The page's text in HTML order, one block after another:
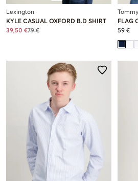
Lexington
KYLE CASUAL OXFORD B.D SHIRT
39,50 €79 €
FLAG
59 €